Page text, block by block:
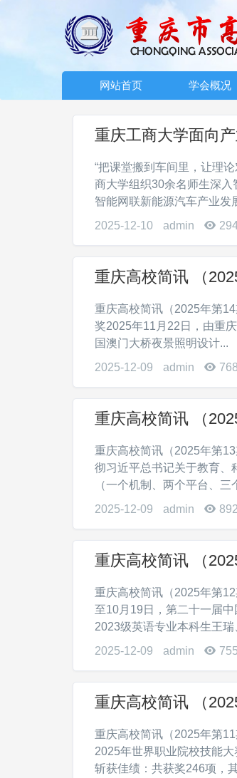
网站首页 学会概况
重庆工商大学面向
“把课堂搬到车间里，让理
商大学组织30余名师生深
智能网联新能源汽车产业发
2025-12-10
admin
重庆高校简讯 （
重庆高校简讯（2025年第
奖2025年11月22日，由重
国澳门大桥夜景照明设计...
2025-12-09
admin 768
重庆高校简讯 （
重庆高校简讯（2025年第
彻习近平总书记关于教育、
（一个机制、两个平台、
2025-12-09
admin 892
重庆高校简讯 （
重庆高校简讯（2025年第
至10月19日，第二十一届
2023级英语专业本科生王
2025-12-09
admin 755
重庆高校简讯 （
重庆高校简讯（2025年第
2025年世界职业院校技能
斩获佳绩：共获奖246项，